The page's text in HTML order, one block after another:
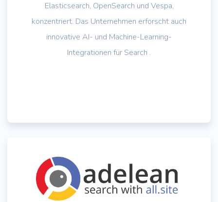
Elasticsearch, OpenSearch und Vespa,
konzentriert. Das Unternehmen erforscht auch
innovative AI- und Machine-Learning-
Integrationen für Search .